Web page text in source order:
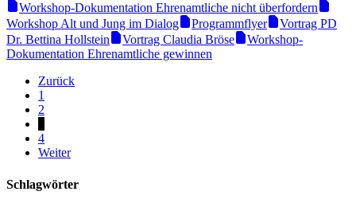
Workshop-Dokumentation Ehrenamtliche nicht überfordern
Workshop Alt und Jung im Dialog
Programmflyer
Vortrag PD
Dr. Bettina Hollstein
Vortrag Claudia Bröse
Workshop-
Dokumentation Ehrenamtliche gewinnen
Zurück
1
2
4
Weiter
Schlagwörter